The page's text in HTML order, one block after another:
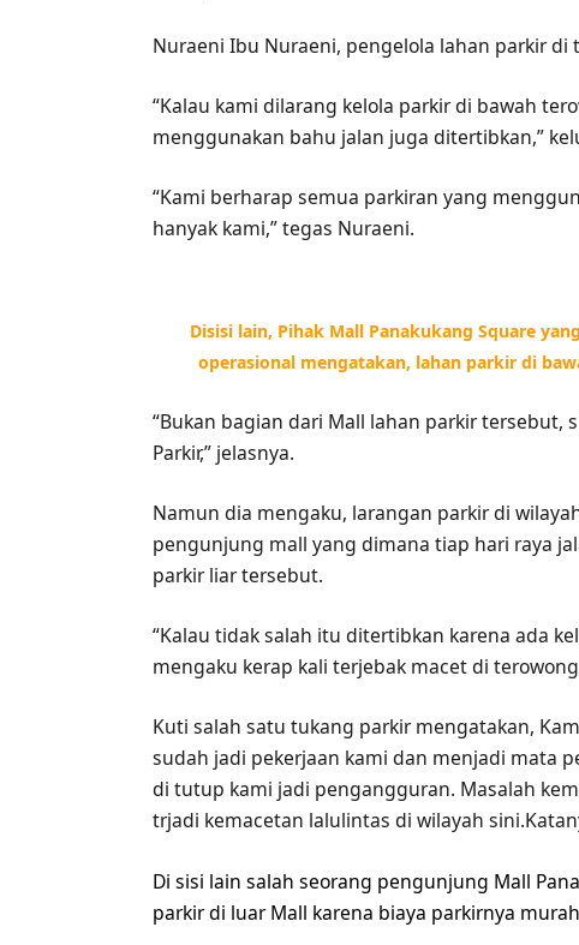
Nuraeni Ibu Nuraeni, pengelola lahan parkir di
“Kalau kami dilarang kelola parkir di bawah
menggunakan bahu jalan juga ditertibkan,”
“Kami berharap semua parkiran yang
hanyak kami,” tegas Nuraeni.
Disisi lain, Pihak Mall Panakukang Square
operasional mengatakan, lahan parkir di
“Bukan bagian dari Mall lahan parkir tersebut,
Parkir,” jelasnya.
Namun dia mengaku, larangan parkir di
pengunjung mall yang dimana tiap hari raya
parkir liar tersebut.
“Kalau tidak salah itu ditertibkan karena ada
mengaku kerap kali terjebak macet di
Kuti salah satu tukang parkir mengatakan,
sudah jadi pekerjaan kami dan menjadi mata
di tutup kami jadi pengangguran. Masalah
trjadi kemacetan lalulintas di wilayah
Di sisi lain salah seorang pengunjung Mall
parkir di luar Mall karena biaya parkirnya